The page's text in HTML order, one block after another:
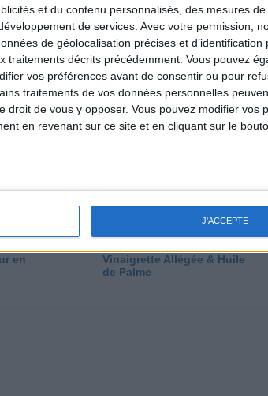
et du contenu personnalisés, des mesures
de services. Avec votre permission,
de géolocalisation précises et d’identification
traitements décrits précédemment. Vous pouvez
vos préférences avant de consentir ou pour
traitements de vos données personnelles
droit de vous y opposer. Vous pouvez modifier vos
en revenant sur ce site et en cliquant sur le
J'ACCEPTE
méthode
Et après la perte de poids ?
Je fais comment ?
en
Vinaigrette Allégée & Huile
de Palme